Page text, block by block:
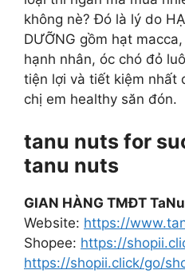
không nè? Đó là lý do
DƯỠNG gồm hạt
hạnh nhân, óc chó đỏ
tiện lợi và tiết kiệm nhất
chị em healthy săn đón.
tanu nuts for
tanu nuts
GIAN HÀNG TMĐT
Website: https://
Shopee: https://
https://shopii.click/go/